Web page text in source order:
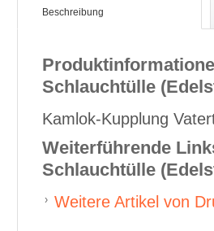
Beschreibung
Schlauchtülle
Kamlok-Kupplung
Weiterführende
Schlauchtülle
Weitere Artikel von